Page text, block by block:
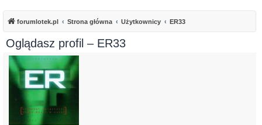
forumlotek.pl Strona główna Użytkownicy ER33
Oglądasz profil – ER33